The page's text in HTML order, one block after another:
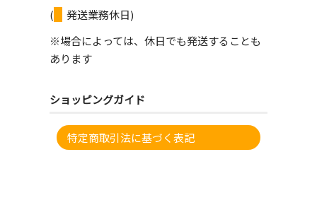
(
発送業務休日)
※場合によっては、休日でも発送することも
あります
ショッピングガイド
特定商取引法に基づく表記